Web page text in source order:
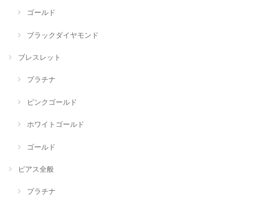
ゴールド
ブラックダイヤモンド
ブレスレット
プラチナ
ピンクゴールド
ホワイトゴールド
ゴールド
ピアス全般
プラチナ